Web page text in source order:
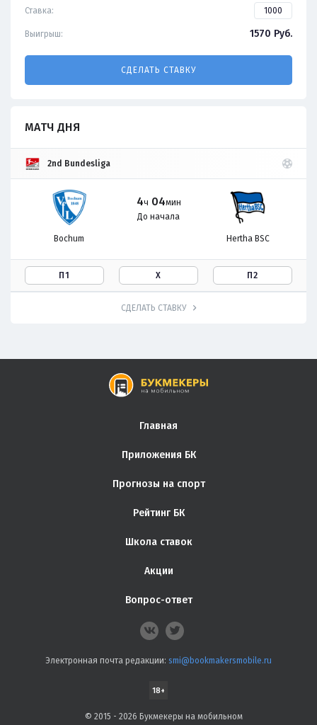
Ставка:
Выигрыш: 1570 Руб.
СДЕЛАТЬ СТАВКУ
МАТЧ ДНЯ
2nd Bundesliga
Bochum
4ч 04мин
До начала
Hertha BSC
П1 Х П2
СДЕЛАТЬ СТАВКУ
Главная
Приложения БК
Прогнозы на спорт
Рейтинг БК
Школа ставок
Акции
Вопрос-ответ
Электронная почта редакции: smi@bookmakersmobile.ru
18+
© 2015 - 2026 Букмекеры на мобильном